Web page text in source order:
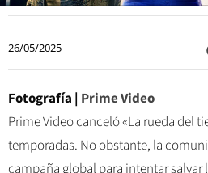
26/05/2025
Fotografía | Prime Video
Prime Video canceló «La rueda del
temporadas. No obstante, la
campaña global para intentar salvar